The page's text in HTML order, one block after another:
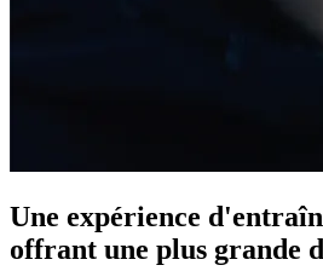
Une expérience
offrant une plus grande